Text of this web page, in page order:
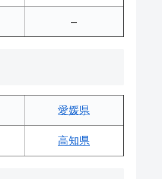
–
愛媛県
高知県